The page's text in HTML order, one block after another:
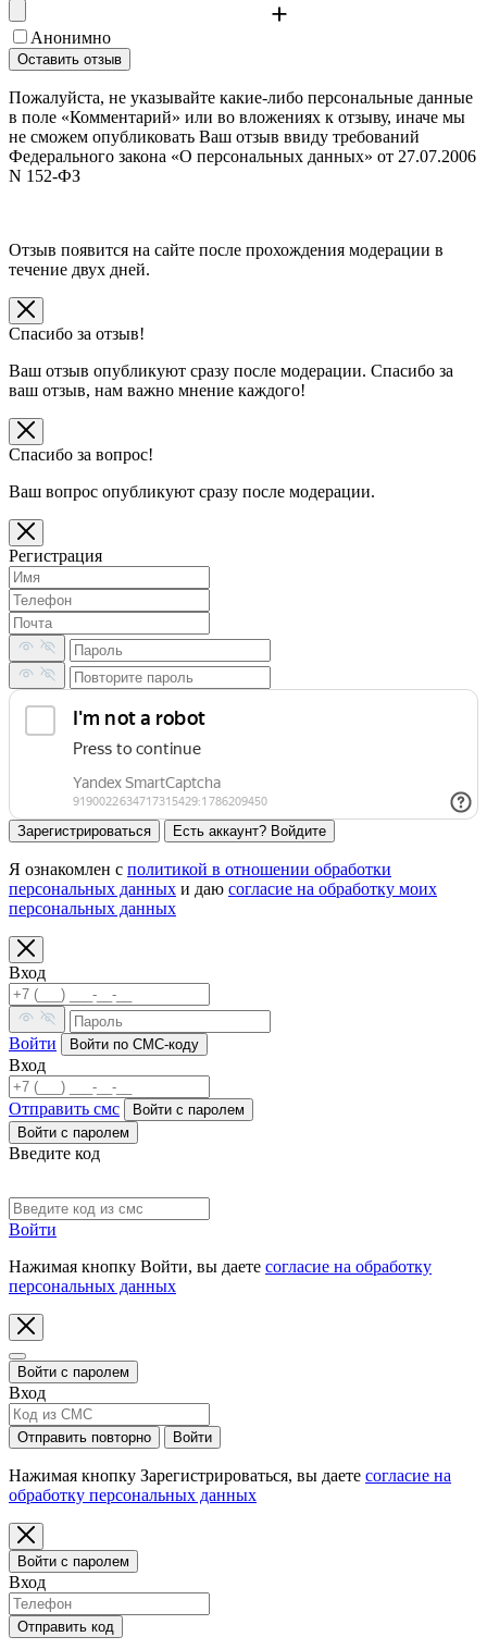
Анонимно
Оставить отзыв
Пожалуйста, не указывайте какие-либо персональные данные
в поле «Комментарий» или во вложениях к отзыву, иначе мы
не сможем опубликовать Ваш отзыв ввиду требований
Федерального закона «О персональных данных» от 27.07.2006
N 152-ФЗ
Отзыв появится на сайте после прохождения модерации в
течение двух дней.
Спасибо за отзыв!
Ваш отзыв опубликуют сразу после модерации. Спасибо за
ваш отзыв, нам важно мнение каждого!
Спасибо за вопрос!
Ваш вопрос опубликуют сразу после модерации.
Регистрация
Зарегистрироваться Есть аккаунт? Войдите
Я ознакомлен с политикой в отношении обработки
персональных данных и даю согласие на обработку моих
персональных данных
Вход
Войти Войти по СМС-коду
Вход
Отправить смс
Войти c паролем
Войти с паролем
Введите код
Войти
Нажимая кнопку Войти, вы даете согласие на обработку
персональных данных
Войти с паролем
Вход
Отправить повторно Войти
Нажимая кнопку Зарегистрироваться, вы даете согласие на
обработку персональных данных
Войти с паролем
Вход
Отправить код